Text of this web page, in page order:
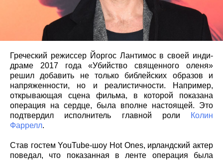
Греческий режиссер Йоргос Лантимос в своей инди-
драме 2017 года «Убийство священного оленя»
решил добавить не только библейских образов и
напряженности, но и реалистичности. Например,
открывающая сцена фильма, в которой показана
операция на сердце, была вполне настоящей. Это
подтвердил исполнитель главной роли
Колин
Фаррелл.
Став гостем YouTube-шоу Hot Ones, ирландский актер
поведал, что показанная в ленте операция была